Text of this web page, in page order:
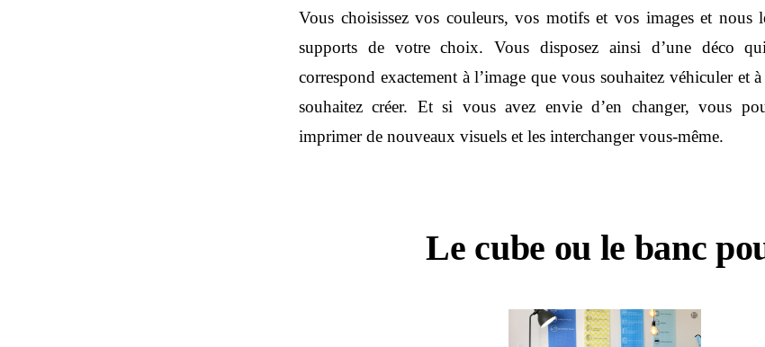
Vous choisissez vos couleurs, vos motifs et vos images et nous
supports de votre choix. Vous disposez ainsi d’une déco
correspond exactement à l’image que vous souhaitez véhiculer et
souhaitez créer. Et si vous avez envie d’en changer, vous
imprimer de nouveaux visuels et les interchanger vous‐même.
Le cube ou le banc